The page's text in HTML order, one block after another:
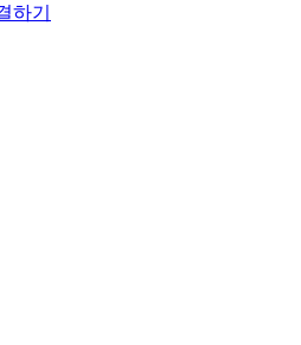
하기